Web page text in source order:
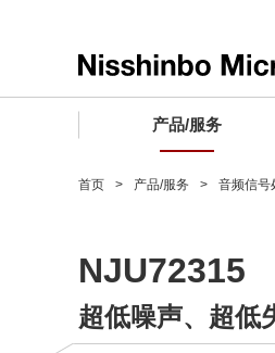
产品/服务
微波产品
晶圆代工服务
车载用IC
工业设备用IC
微波产品
寻找交叉参考产品
电子器件
微波产品
微波产品
企业理念
公司简介
首页 产品/服务 音频信号
NJU72315
超低噪声、超低